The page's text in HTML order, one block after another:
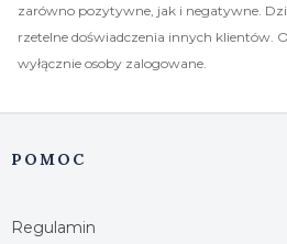
zarówno pozytywne, jak i negatywne.
rzetelne doświadczenia innych klientów.
wyłącznie osoby zalogowane.
Linki w stopce
POMOC
Regulamin